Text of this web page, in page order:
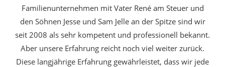
Familienunternehmen mit Vater René am Steuer und
den Söhnen Jesse und Sam Jelle an der Spitze sind wir
seit 2008 als sehr kompetent und professionell bekannt.
Aber unsere Erfahrung reicht noch viel weiter zurück.
Diese langjährige Erfahrung gewährleistet, dass wir jede